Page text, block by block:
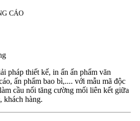
CÁO
pháp thiết kế, in ấn ấn phẩm văn
ấn phẩm bao bì,.... với mẫu mã độc
cầu nối tăng cường mối liên kết giữa
khách hàng.